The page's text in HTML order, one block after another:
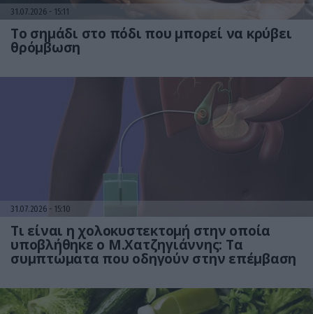
31.07.2026 15:11
Το σημάδι στο πόδι που μπορεί να κρύβει
θρόμβωση
31.07.2026 15:10
Τι είναι η χολοκυστεκτομή στην οποία
υποβλήθηκε ο Μ.Χατζηγιάννης: Tα
συμπτώματα που οδηγούν στην επέμβαση